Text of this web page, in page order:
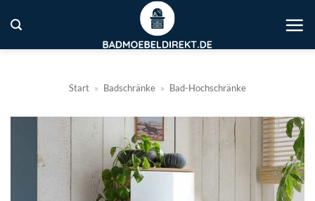
Inhalt
springen
Start » Badschränke » Bad-Hochschränke